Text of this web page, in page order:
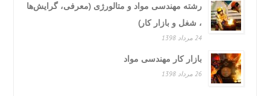
رشته مهندسی مواد و متالورژی (معرفی، گرایش‌ها
، شغل و بازار کار)
بازار کار مهندسی مواد
26 مرداد 1398